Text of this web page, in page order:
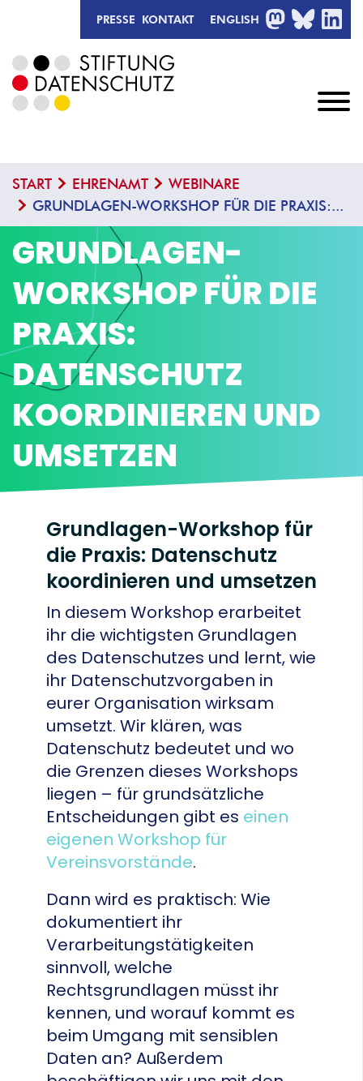
PRESSE KONTAKT ENGLISH MASTODON
BLUESKY
START EHRENAMT
WEBINARE
GRUNDLAGEN-WORKSHOP FÜR DIE PRAXIS:...
GRUNDLAGEN-
WORKSHOP FÜR DIE
PRAXIS:
DATENSCHUTZ
KOORDINIEREN UND
UMSETZEN
Grundlagen-Workshop für
die Praxis: Datenschutz
koordinieren und umsetzen
In diesem Workshop erarbeitet
ihr die wichtigsten Grundlagen
des Datenschutzes und lernt, wie
ihr Datenschutzvorgaben in
eurer Organisation wirksam
umsetzt. Wir klären, was
Datenschutz bedeutet und wo
die Grenzen dieses Workshops
liegen – für grundsätzliche
Entscheidungen gibt es einen
eigenen Workshop für
Vereinsvorstände.
Dann wird es praktisch: Wie
dokumentiert ihr
Verarbeitungstätigkeiten
sinnvoll, welche
Rechtsgrundlagen müsst ihr
kennen, und worauf kommt es
beim Umgang mit sensiblen
Daten an? Außerdem